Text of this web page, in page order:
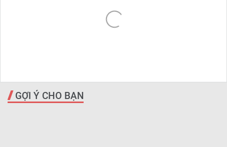
GỢI Ý CHO BẠN